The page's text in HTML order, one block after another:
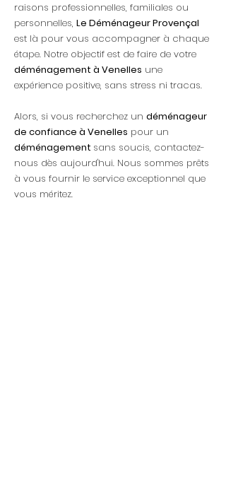
raisons professionnelles, familiales ou
personnelles, Le Déménageur Provençal
est là pour vous accompagner à chaque
étape. Notre objectif est de faire de votre
déménagement à Venelles une
expérience positive, sans stress ni tracas.
Alors, si vous recherchez un déménageur
de confiance à Venelles pour un
déménagement sans soucis, contactez-
nous dès aujourd'hui. Nous sommes prêts
à vous fournir le service exceptionnel que
vous méritez.